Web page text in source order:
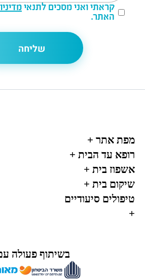
קראתי ואני מסכים לתנאי
האתר.
טיפולים סיעודיים
+
שיקום בית +
אשפוז בית +
רופא עד הבית +
מפת אתר +
בשיתוף פעולה